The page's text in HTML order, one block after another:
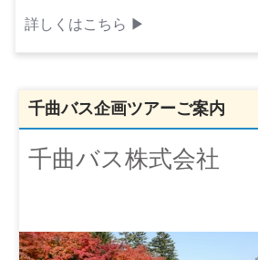
詳しくはこちら ▶︎
千曲バス企画ツアーご案内
千曲バス株式会社